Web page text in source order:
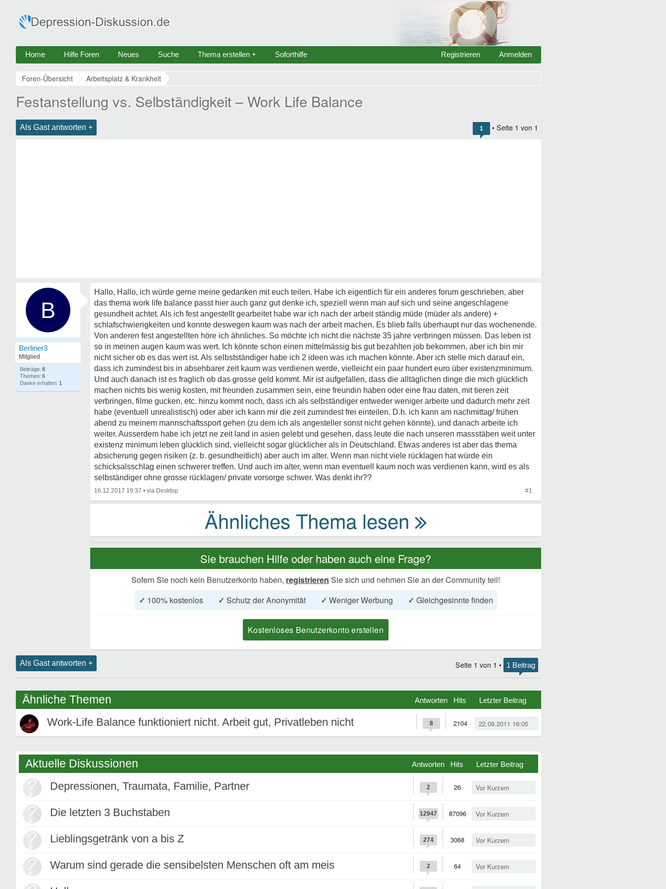
Home Hilfe Foren Neues Suche Thema erstellen + Soforthilfe Anmelden
Registrieren
Foren-Übersicht Arbeitsplatz & Krankheit
Festanstellung vs. Selbständigkeit – Work Life Balance
Als Gast antworten + 1 • Seite 1 von 1
B
Berliner3
Mitglied
8
6
1
Hallo, Hallo, ich würde gerne meine gedanken mit euch teilen. Habe ich eigentlich für ein anderes forum geschrieben, aber
das thema work life balance passt hier auch ganz gut denke ich, speziell wenn man auf sich und seine angeschlagene
gesundheit achtet. Als ich fest angestellt gearbeitet habe war ich nach der arbeit ständig müde (müder als andere) +
schlafschwierigkeiten und konnte deswegen kaum was nach der arbeit machen. Es blieb falls überhaupt nur das wochenende.
Von anderen fest angestellten höre ich ähnliches. So möchte ich nicht die nächste 35 jahre verbringen müssen. Das leben ist
so in meinen augen kaum was wert. Ich könnte schon einen mittelmässig bis gut bezahlten job bekommen, aber ich bin mir
nicht sicher ob es das wert ist. Als selbstständiger habe ich 2 ideen was ich machen könnte. Aber ich stelle mich darauf ein,
dass ich zumindest bis in absehbarer zeit kaum was verdienen werde, vielleicht ein paar hundert euro über existenzminimum.
Und auch danach ist es fraglich ob das grosse geld kommt. Mir ist aufgefallen, dass die alltäglichen dinge die mich glücklich
machen nichts bis wenig kosten, mit freunden zusammen sein, eine freundin haben oder eine frau daten, mit tieren zeit
verbringen, filme gucken, etc. hinzu kommt noch, dass ich als selbständiger entweder weniger arbeite und dadurch mehr zeit
habe (eventuell unrealistisch) oder aber ich kann mir die zeit zumindest frei einteilen. D.h. ich kann am nachmittag/ frühen
abend zu meinem mannschaftssport gehen (zu dem ich als angesteller sonst nicht gehen könnte), und danach arbeite ich
weiter. Ausserdem habe ich jetzt ne zeit land in asien gelebt und gesehen, dass leute die nach unseren massstäben weit unter
existenz minimum leben glücklich sind, vielleicht sogar glücklicher als in Deutschland. Etwas anderes ist aber das thema
absicherung gegen risiken (z. b. gesundheitlich) aber auch im alter. Wenn man nicht viele rücklagen hat würde ein
schicksalsschlag einen schwerer treffen. Und auch im alter, wenn man eventuell kaum noch was verdienen kann, wird es als
selbständiger ohne grosse rücklagen/ private vorsorge schwer. Was denkt ihr??
16.12.2017 19:37 • #1
Sie brauchen Hilfe oder haben auch eine Frage?
Sofern Sie noch kein Benutzerkonto haben, registrieren Sie sich und nehmen Sie an der Community teil!
✓ 100% kostenlos ✓ Schutz der Anonymität ✓ Weniger Werbung ✓ Gleichgesinnte finden
Kostenloses Benutzerkonto erstellen
Als Gast antworten + Seite 1 von 1 • 1 Beitrag
Ähnliche Themen Hits
Antworten Letzter Beitrag
Work-Life Balance funktioniert nicht. Arbeit gut, Privatleben nicht 22.09.2011 16:05
2104
8
Aktuelle Diskussionen Hits
Antworten Letzter Beitrag
Depressionen, Traumata, Familie, Partner Vor Kurzem
26
2
Die letzten 3 Buchstaben Vor Kurzem
87096
12947
Lieblingsgetränk von a bis Z Vor Kurzem
3068
274
Warum sind gerade die sensibelsten Menschen oft am meis Vor Kurzem
64
2